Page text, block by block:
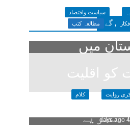
گے
سیاست واقتصاد
مطالعہ کتب
میں
کو اقلیت
خوف
4 days ago
روایت کلام
نظریہ